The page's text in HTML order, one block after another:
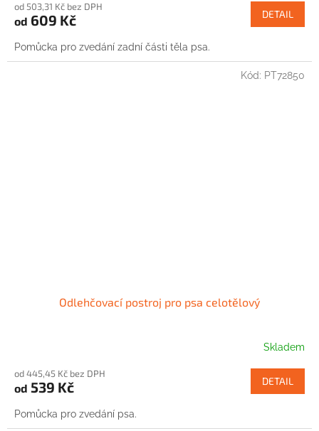
od 503,31 Kč bez DPH
od 609 Kč DETAIL
Pomůcka pro zvedání zadní části těla psa.
Odlehčovací postroj pro psa celotělový
Skladem
od 445,45 Kč bez DPH
od 539 Kč DETAIL
Pomůcka pro zvedání psa.
Kód: PT72850